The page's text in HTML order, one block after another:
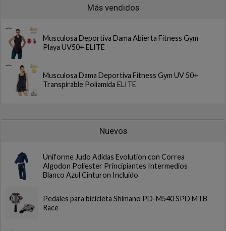
Más vendidos
Musculosa Deportiva Dama Abierta Fitness Gym
Playa UV50+ ELITE
Musculosa Dama Deportiva Fitness Gym UV 50+
Transpirable Poliamida ELITE
Nuevos
Uniforme Judo Adidas Evolution con Correa
Algodon Poliester Principiantes Intermedios
Blanco Azul Cinturon Incluido
Pedales para bicicleta Shimano PD-M540 SPD MTB
Race